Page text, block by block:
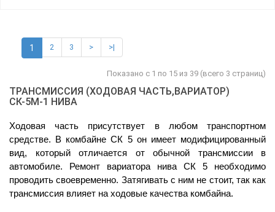
1 2 3 > >|
Показано с 1 по 15 из 39 (всего 3 страниц)
ТРАНСМИССИЯ (ХОДОВАЯ ЧАСТЬ,ВАРИАТОР)
СК-5М-1 НИВА
Ходовая часть присутствует в любом транспортном
средстве. В комбайне СК 5 он имеет модифицированный
вид, который отличается от обычной трансмиссии в
автомобиле. Ремонт вариатора нива СК 5 необходимо
проводить своевременно. Затягивать с ним не стоит, так как
трансмиссия влияет на ходовые качества комбайна.